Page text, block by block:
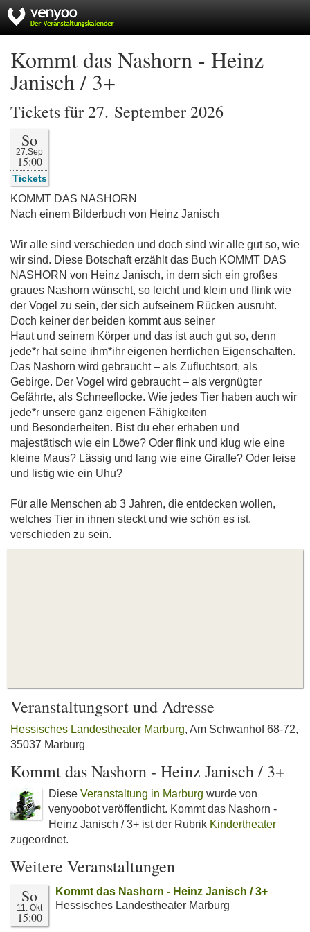
Kommt das Nashorn - Heinz
Janisch / 3+
Tickets für 27. September 2026
So
27.Sep
15:00
Tickets
KOMMT DAS NASHORN
Nach einem Bilderbuch von Heinz Janisch
Wir alle sind verschieden und doch sind wir alle gut so, wie
wir sind. Diese Botschaft erzählt das Buch KOMMT DAS
NASHORN von Heinz Janisch, in dem sich ein großes
graues Nashorn wünscht, so leicht und klein und flink wie
der Vogel zu sein, der sich aufseinem Rücken ausruht.
Doch keiner der beiden kommt aus seiner
Haut und seinem Körper und das ist auch gut so, denn
jede*r hat seine ihm*ihr eigenen herrlichen Eigenschaften.
Das Nashorn wird gebraucht – als Zufluchtsort, als
Gebirge. Der Vogel wird gebraucht – als vergnügter
Gefährte, als Schneeflocke. Wie jedes Tier haben auch wir
jede*r unsere ganz eigenen Fähigkeiten
und Besonderheiten. Bist du eher erhaben und
majestätisch wie ein Löwe? Oder flink und klug wie eine
kleine Maus? Lässig und lang wie eine Giraffe? Oder leise
und listig wie ein Uhu?
Für alle Menschen ab 3 Jahren, die entdecken wollen,
welches Tier in ihnen steckt und wie schön es ist,
verschieden zu sein.
Veranstaltungsort und Adresse
Hessisches Landestheater Marburg, Am Schwanhof 68-72,
35037 Marburg
Kommt das Nashorn - Heinz Janisch / 3+
Diese Veranstaltung in Marburg wurde von
venyoobot veröffentlicht. Kommt das Nashorn -
Heinz Janisch / 3+ ist der Rubrik Kindertheater
zugeordnet.
Weitere Veranstaltungen
So
11. Okt
15:00
Kommt das Nashorn - Heinz Janisch / 3+
Hessisches Landestheater Marburg